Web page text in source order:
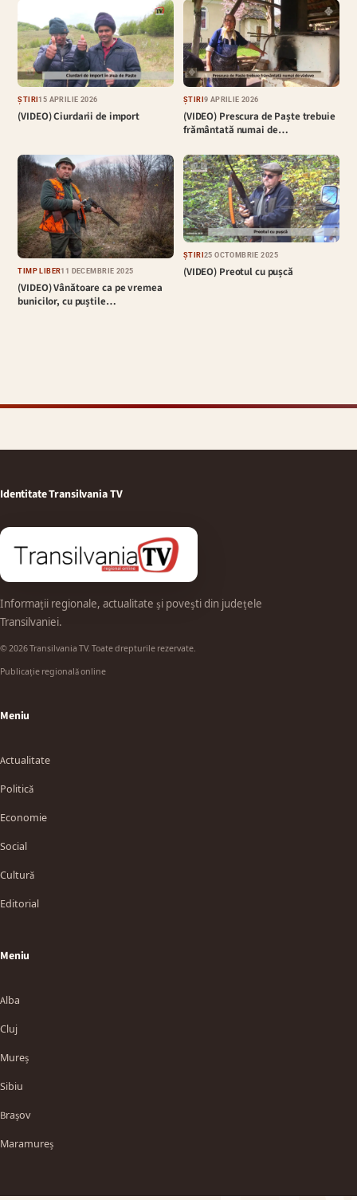
ȘTIRI15 APRILIE 2026
(VIDEO) Ciurdarii de import
ȘTIRI9 APRILIE 2026
(VIDEO) Prescura de Paște trebuie
frământată numai de…
TIMP LIBER11 DECEMBRIE 2025
(VIDEO) Vânătoare ca pe vremea
bunicilor, cu puștile…
ȘTIRI25 OCTOMBRIE 2025
(VIDEO) Preotul cu pușcă
Identitate Transilvania TV
Informații regionale, actualitate și povești din județele
Transilvaniei.
© 2026 Transilvania TV. Toate drepturile rezervate.
Publicație regională online
Meniu
Actualitate
Politică
Economie
Social
Cultură
Editorial
Meniu
Alba
Cluj
Mureș
Sibiu
Brașov
Maramureș